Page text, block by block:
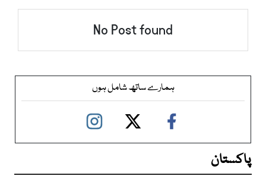
No Post found
ہمارے ساتھ شامل ہوں
پاکستان